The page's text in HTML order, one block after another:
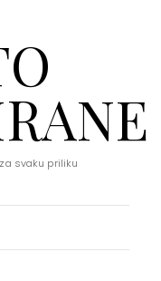
svaku priliku